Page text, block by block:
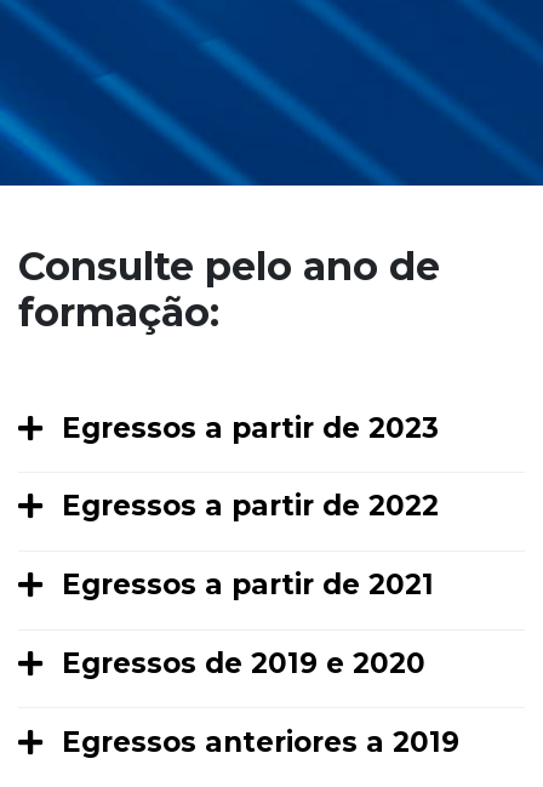
Consulte pelo ano de
formação:
Egressos a partir de 2023
Egressos a partir de 2022
Egressos a partir de 2021
Egressos de 2019 e 2020
Egressos anteriores a 2019